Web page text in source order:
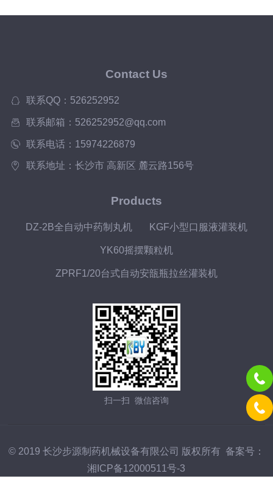
Contact Us
联系QQ：526252952
联系邮箱：526252952@qq.com
联系电话：15974226879
联系地址：长沙市 高新区 麓云路156号
Products
DZ-2B全自动中药制丸机 KGF小型口服液灌装机
YK60摇摆颗粒机
ZPRF1/20台式自动安瓿瓶拉丝灌装机
扫一扫 微信咨询
© 2019 长沙步源制药机械设备有限公司 版权所有 备案号：
湘ICP备12000511号-3